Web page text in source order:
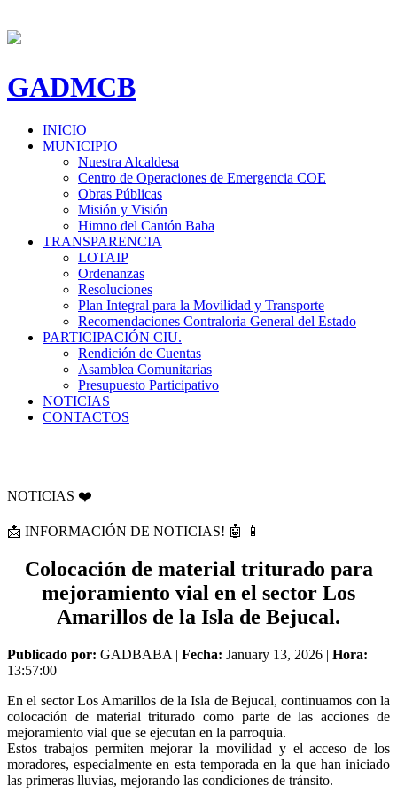
GADMCB
INICIO
MUNICIPIO
Nuestra Alcaldesa
Centro de Operaciones de Emergencia COE
Obras Públicas
Misión y Visión
Himno del Cantón Baba
TRANSPARENCIA
LOTAIP
Ordenanzas
Resoluciones
Plan Integral para la Movilidad y Transporte
Recomendaciones Contraloria General del Estado
PARTICIPACIÓN CIU.
Rendición de Cuentas
Asamblea Comunitarias
Presupuesto Participativo
NOTICIAS
CONTACTOS
NOTICIAS ❤️
📩 INFORMACIÓN DE NOTICIAS! 🤖 📱
Colocación de material triturado para
mejoramiento vial en el sector Los
Amarillos de la Isla de Bejucal.
Publicado por: GADBABA | Fecha: January 13, 2026 | Hora:
13:57:00
En el sector Los Amarillos de la Isla de Bejucal, continuamos con la
colocación de material triturado como parte de las acciones de
mejoramiento vial que se ejecutan en la parroquia.
Estos trabajos permiten mejorar la movilidad y el acceso de los
moradores, especialmente en esta temporada en la que han iniciado
las primeras lluvias, mejorando las condiciones de tránsito.